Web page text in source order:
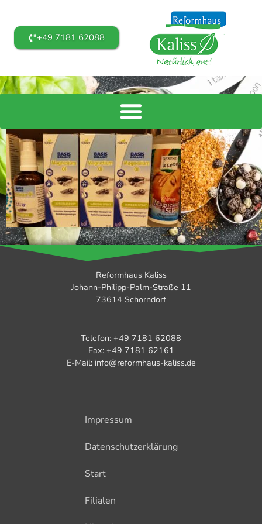
+49 7181 62088
Reformhaus Kaliss
Johann-Philipp-Palm-Straße 11
73614 Schorndorf
Telefon: +49 7181 62088
Fax: +49 7181 62161
E-Mail: info@reformhaus-kaliss.de
Impressum
Datenschutzerklärung
Start
Filialen